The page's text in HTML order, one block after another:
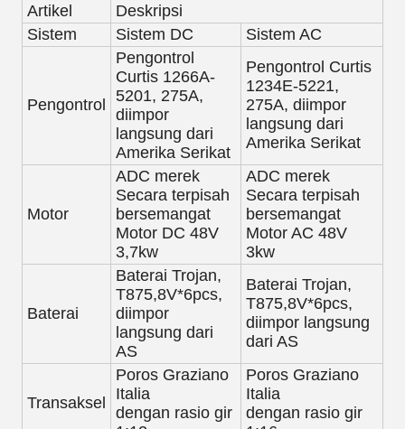
Artikel
Deskripsi
Sistem
Sistem DC Sistem AC
Pengontrol
Pengontrol
Curtis 1266A-
5201, 275A,
diimpor
langsung dari
Amerika Serikat
Pengontrol Curtis
1234E-5221,
275A, diimpor
langsung dari
Amerika Serikat
Motor
ADC merek
Secara terpisah
bersemangat
Motor DC 48V
3,7kw
ADC merek
Secara terpisah
bersemangat
Motor AC 48V
3kw
Baterai
Baterai Trojan,
T875,8V*6pcs,
diimpor
langsung dari
AS
Baterai Trojan,
T875,8V*6pcs,
diimpor langsung
dari AS
Transaksel
Poros Graziano
Italia
dengan rasio gir
Poros Graziano
Italia
dengan rasio gir